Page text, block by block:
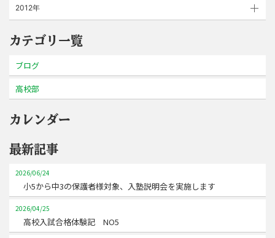
2012年
カテゴリ一覧
ブログ
高校部
カレンダー
最新記事
2026/06/24
小5から中3の保護者様対象、入塾説明会を実施します
2026/04/25
高校入試合格体験記 NO5